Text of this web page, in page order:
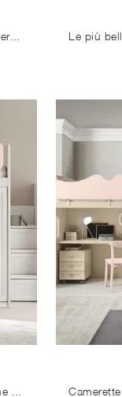
Arreda stanzette classiche con le Camerette componibili Colombini Casa! Il modello Arcadia AC009 in melaminico è per ragazzi.
Le più esclusive camerette per bambine classiche ti attendono! Scopri il modello Arcadia AC019 di Colombini Casa.